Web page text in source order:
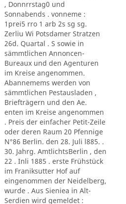
, Donnrrstag0 und
Sonnabends . vonneme :
1prei5 rro 1 arb 2s sg sg.
Zerliu Wi Potsdamer Stratzen
26d. Quartal . S sowie in
sämmtlichen Annoncen-
Bureaux und den Agenturen
im Kreise angenommen.
Abannemems werden von
sämmtlichen Pestausladen ,
Briefträgern und den Ae.
enten im Kreise angenommen
. Preis der einfacher Petit-Zeile
oder deren Raum 20 Pfennige
N°86 Berlin. den 28. Juli l885. .
30. Jahrg. AmtlichtsBerlin , den
22 . Inli 1885 . erste Frühstück
im Franiksutter Hof auf
eingenommen der Neidelberg,
wurde . Aus Sieniea in Alt-
Serdien wird gemeldet :